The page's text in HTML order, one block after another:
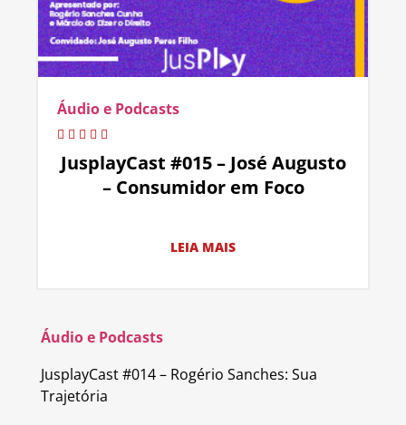
Áudio e Podcasts
JusplayCast #015 – José Augusto
– Consumidor em Foco
LEIA MAIS
Áudio e Podcasts
JusplayCast #014 – Rogério Sanches: Sua
Trajetória